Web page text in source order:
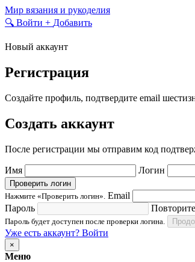
Skip
to
Мир вязания и рукоделия
🔍 Войти + Добавить
Новый аккаунт
Регистрация
Создайте профиль, подтвердите email
Создать аккаунт
После регистрации мы отправим код
Имя Логин
Проверить логин
Нажмите «Проверить логин». Email
Пароль
Пароль будет доступен после проверки логина.
Уже есть аккаунт? Войти
×
Меню